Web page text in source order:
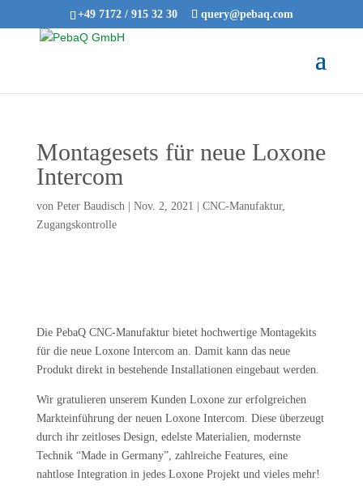
+49 7172 / 915 32 30 query@pebaq.com
Montagesets für neue Loxone
Intercom
von Peter Baudisch| Nov. 2, 2021 CNC-Manufaktur,
Zugangskontrolle
Die PebaQ CNC-Manufaktur bietet hochwertige Montagekits
für die neue Loxone Intercom an. Damit kann das neue
Produkt direkt in bestehende Installationen eingebaut werden.
Wir gratulieren unserem Kunden Loxone zur erfolgreichen
Markteinführung der neuen Loxone Intercom. Diese überzeugt
durch ihr zeitloses Design, edelste Materialien, modernste
Technik “Made in Germany”, zahlreiche Features, eine
nahtlose Integration in jedes Loxone Projekt und vieles mehr!